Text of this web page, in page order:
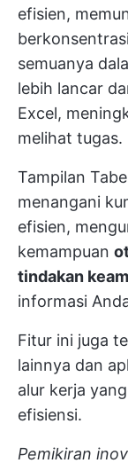
efisien,
semuanya
lebih lancar
Excel,
melihat tugas.
Tampilan
menangani
efisien,
kemampuan
tindakan
informasi
Fitur ini juga
lainnya dan
alur kerja
efisiensi.
Pemikiran